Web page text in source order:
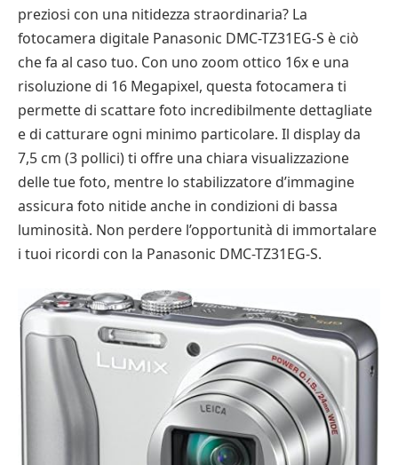
preziosi con una nitidezza straordinaria? La
fotocamera digitale Panasonic DMC-TZ31EG-S è ciò
che fa al caso tuo. Con uno zoom ottico 16x e una
risoluzione di 16 Megapixel, questa fotocamera ti
permette di scattare foto incredibilmente dettagliate
e di catturare ogni minimo particolare. Il display da
7,5 cm (3 pollici) ti offre una chiara visualizzazione
delle tue foto, mentre lo stabilizzatore d’immagine
assicura foto nitide anche in condizioni di bassa
luminosità. Non perdere l’opportunità di immortalare
i tuoi ricordi con la Panasonic DMC-TZ31EG-S.